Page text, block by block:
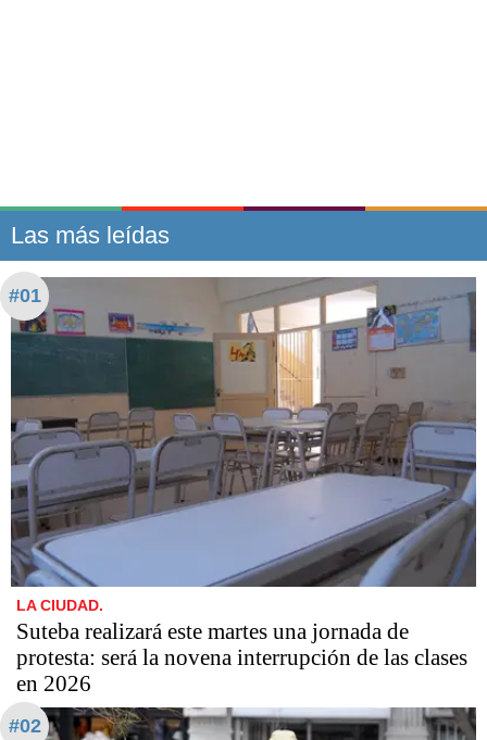
Las más leídas
#01
LA CIUDAD.
Suteba realizará este martes una jornada de
protesta: será la novena interrupción de las clases
en 2026
#02